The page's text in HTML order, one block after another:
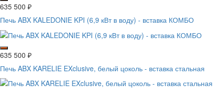
635 500 ₽
Печь ABX KALEDONIE KPI (6,9 кВт в воду) - вставка КОМБО
635 500 ₽
Печь ABX KARELIE EXclusive, белый цоколь - вставка стальная